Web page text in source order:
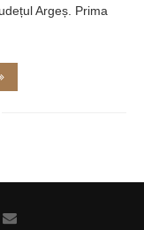
Argeș. Prima